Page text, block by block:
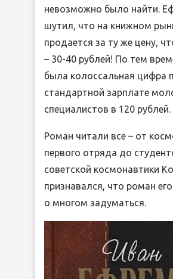
невозможно было найти.
шутил, что на книжном
продается за ту же цену,
– 30-40 рублей! По тем
была колоссальная цифра
стандартной зарплате
специалистов в 120 рублей.
Роман читали все – от
первого отряда до
советской космонавтики
признавался, что роман
о многом задуматься.